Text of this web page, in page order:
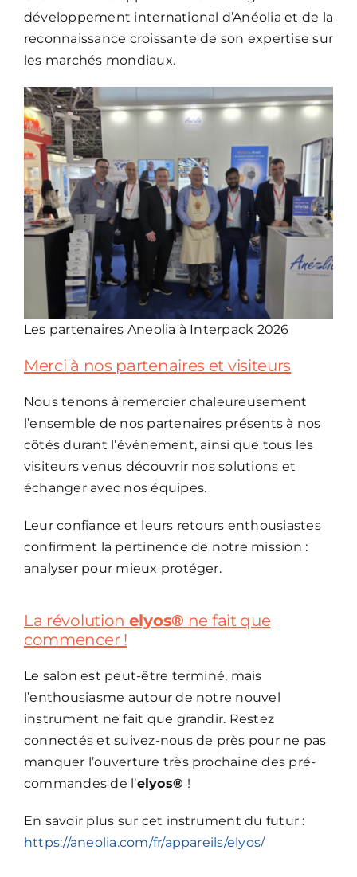
développement international d’Anéolia et de la
reconnaissance croissante de son expertise sur
les marchés mondiaux.
Les partenaires Aneolia à Interpack 2026
Merci à nos partenaires et visiteurs
Nous tenons à remercier chaleureusement
l’ensemble de nos partenaires présents à nos
côtés durant l’événement, ainsi que tous les
visiteurs venus découvrir nos solutions et
échanger avec nos équipes.
Leur confiance et leurs retours enthousiastes
confirment la pertinence de notre mission :
analyser pour mieux protéger.
La révolution elyos® ne fait que
commencer !
Le salon est peut-être terminé, mais
l’enthousiasme autour de notre nouvel
instrument ne fait que grandir. Restez
connectés et suivez-nous de près pour ne pas
manquer l’ouverture très prochaine des pré-
commandes de l’elyos® !
En savoir plus sur cet instrument du futur :
https://aneolia.com/fr/appareils/elyos/